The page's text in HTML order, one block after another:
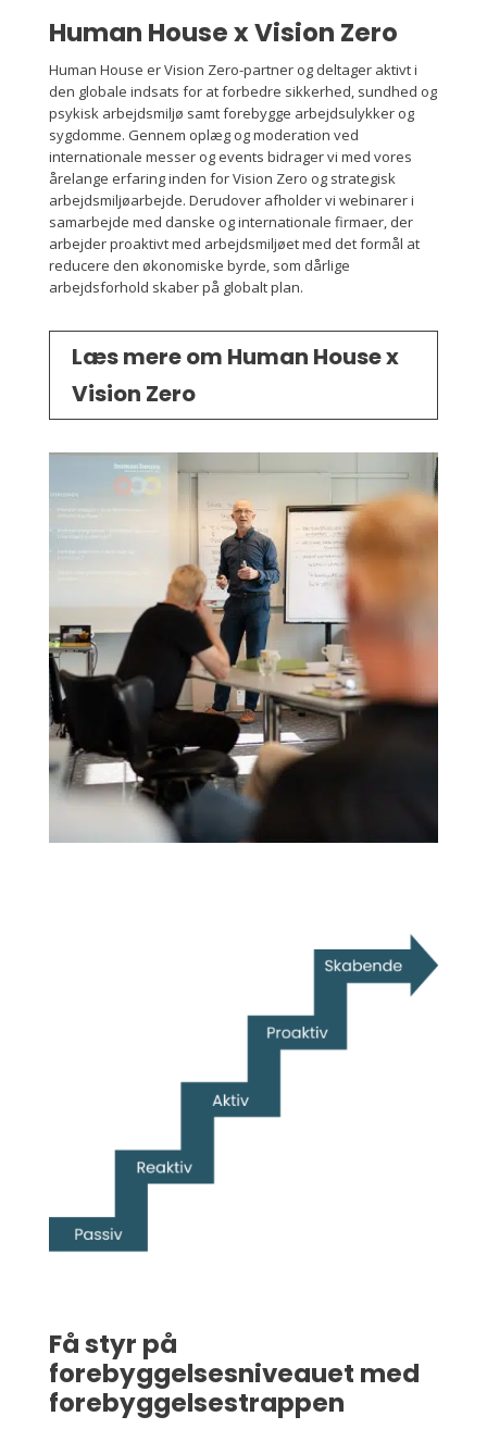
Human House x Vision Zero
Human House er Vision Zero-partner og deltager aktivt i
den globale indsats for at forbedre sikkerhed, sundhed og
psykisk arbejdsmiljø samt forebygge arbejdsulykker og
sygdomme. Gennem oplæg og moderation ved
internationale messer og events bidrager vi med vores
årelange erfaring inden for Vision Zero og strategisk
arbejdsmiljøarbejde. Derudover afholder vi webinarer i
samarbejde med danske og internationale firmaer, der
arbejder proaktivt med arbejdsmiljøet med det formål at
reducere den økonomiske byrde, som dårlige
arbejdsforhold skaber på globalt plan.
Læs mere om Human House x
Vision Zero
Få styr på
forebyggelsesniveauet med
forebyggelsestrappen